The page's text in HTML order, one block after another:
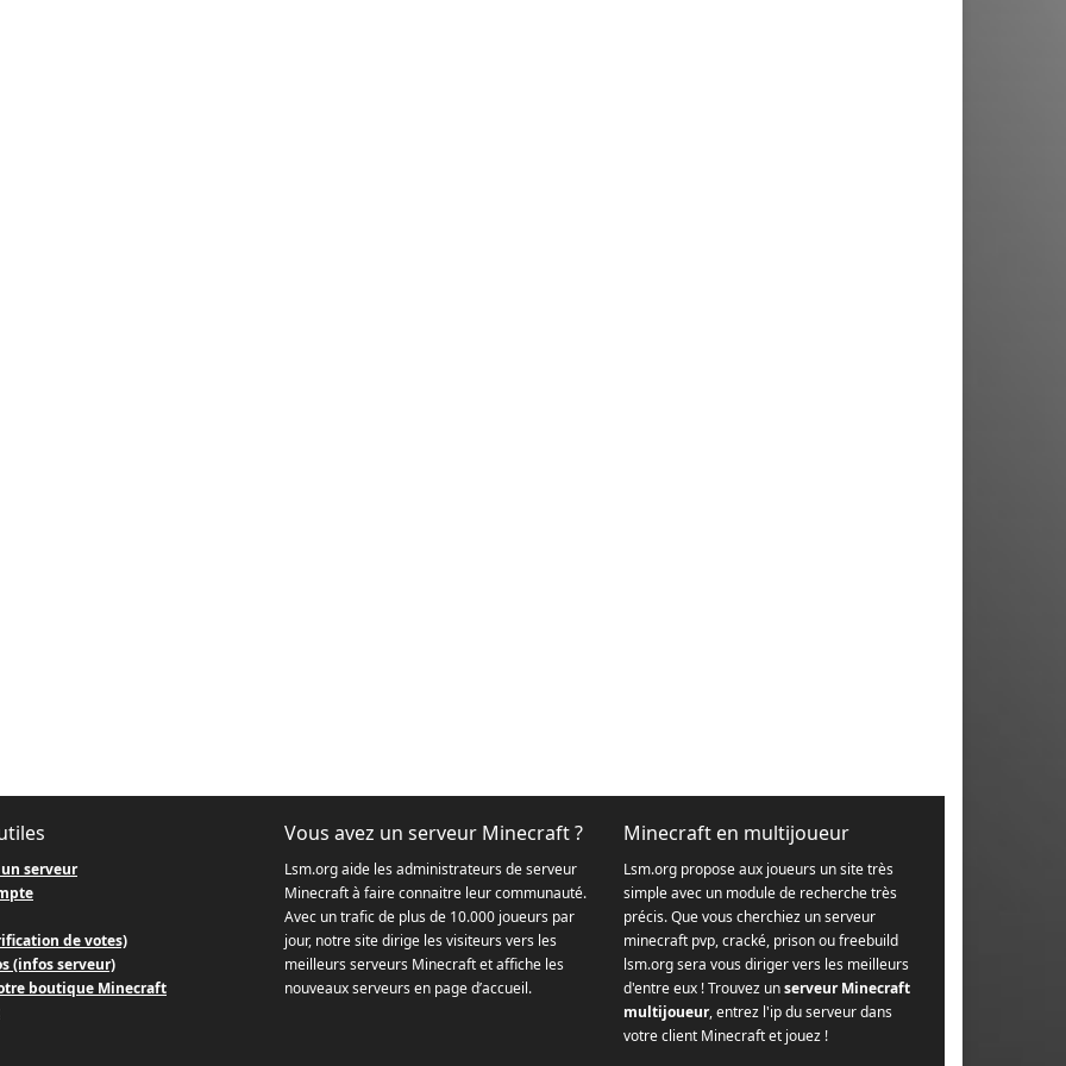
serveur
de votes)
(infos serveur)
boutique Minecraft
Vous avez un serveur Minecraft ?
Lsm.org aide les administrateurs de serveur
Minecraft à faire connaitre leur communauté.
Avec un trafic de plus de 10.000 joueurs par
jour, notre site dirige les visiteurs vers les
meilleurs serveurs Minecraft et affiche les
nouveaux serveurs en page d’accueil.
Minecraft en multijoueur
Lsm.org propose aux joueurs un site très
simple avec un module de recherche très
précis. Que vous cherchiez un serveur
minecraft pvp, cracké, prison ou freebuild
lsm.org sera vous diriger vers les meilleurs
d'entre eux ! Trouvez unserveur Minecraft
multijoueur, entrez l'ip du serveur dans
votre client Minecraft et jouez !